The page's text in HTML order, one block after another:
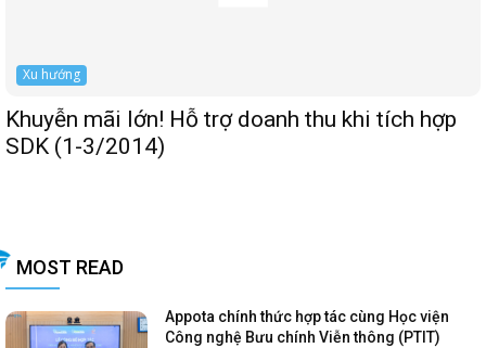
Xu hướng
Khuyễn mãi lớn! Hỗ trợ doanh thu khi tích hợp
SDK (1-3/2014)
MOST READ
Appota chính thức hợp tác cùng Học viện
Công nghệ Bưu chính Viễn thông (PTIT)